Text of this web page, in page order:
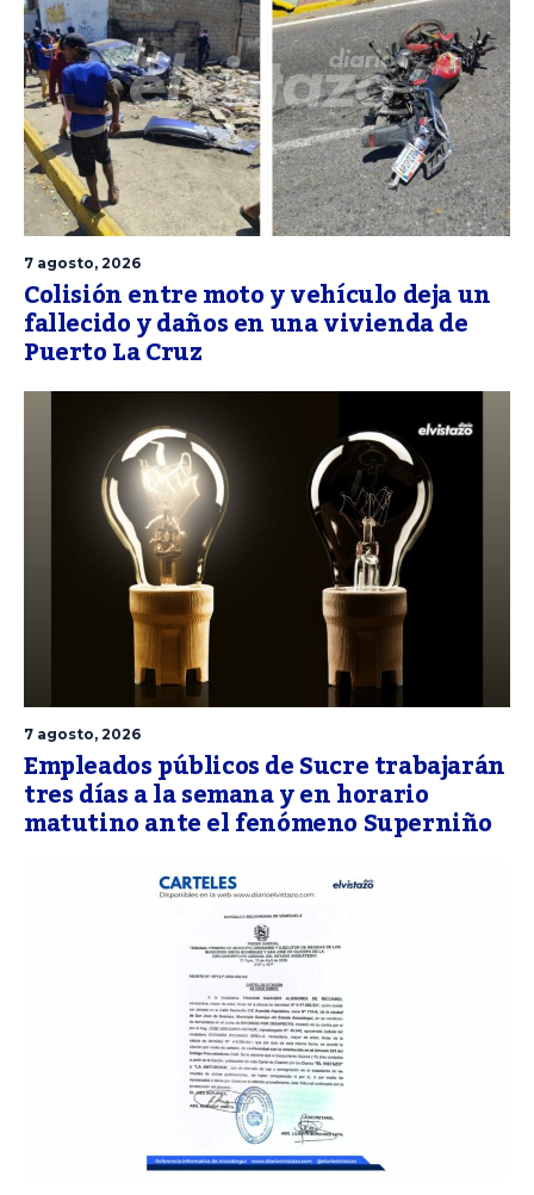
7 agosto, 2026
Colisión entre moto y vehículo deja un
fallecido y daños en una vivienda de
Puerto La Cruz
7 agosto, 2026
Empleados públicos de Sucre trabajarán
tres días a la semana y en horario
matutino ante el fenómeno Superniño